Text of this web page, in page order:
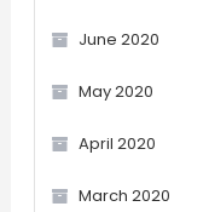
June 2020
May 2020
April 2020
March 2020